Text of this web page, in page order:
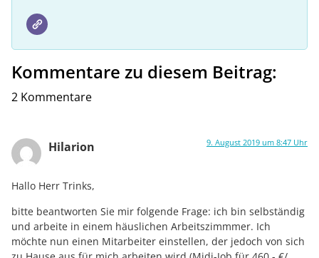
Kommentare zu diesem Beitrag:
2 Kommentare
Hilarion 9. August 2019 um 8:47 Uhr
Hallo Herr Trinks,
bitte beantworten Sie mir folgende Frage: ich bin selbständig
und arbeite in einem häuslichen Arbeitszimmmer. Ich
möchte nun einen Mitarbeiter einstellen, der jedoch von sich